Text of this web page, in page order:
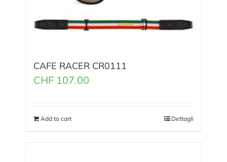
CAFE RACER CR0111
CHF 107.00
Add to cart Dettagli